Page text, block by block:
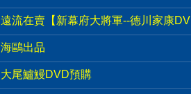
遠流在賣【新幕府大將軍--德川家康
海鷗出品
大尾鱸鰻DVD預購